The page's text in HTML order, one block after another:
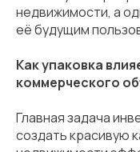
недвижимости, а
её будущим
Как упаковка
коммерческого
Главная задача
создать красивую